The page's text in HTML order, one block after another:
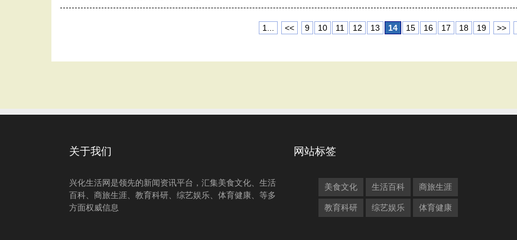
1... << 9 10 11 12 13 14 15 16 17 18 19 >>
关于我们
兴化生活网是领先的新闻资讯平台，汇集美食文化、生活
百科、商旅生涯、教育科研、综艺娱乐、体育健康、等多
方面权威信息
网站标签
美食文化 生活百科 商旅生涯
教育科研 综艺娱乐 体育健康